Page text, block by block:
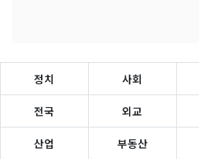
정치 사회
전국 외교
산업 부동산